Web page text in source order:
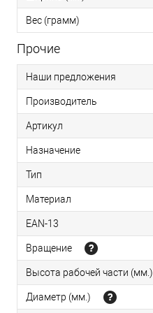
Вес (грамм)
Прочие
Наши предложения
Производитель
Артикул
Назначение
Тип
Материал
EAN-13
Вращение
Высота рабочей части (мм.)
Диаметр (мм.)